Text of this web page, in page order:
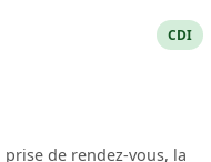
CDI